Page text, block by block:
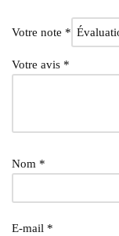
Votre note *
Votre avis *
Nom *
E-mail *